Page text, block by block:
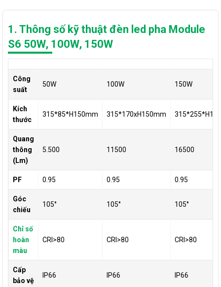
1. Thông số kỹ thuật đèn led pha Module
S6 50W, 100W, 150W
Công
suất
50W 100W 150W
Kích
thước
315*85*H150mm 315*170xH150mm
Quang
thông
(Lm)
5.500 11500 16500
PF 0.95 0.95 0.95
Góc
chiếu
105° 105° 105°
Chỉ số
hoàn
màu
CRI>80 CRI>80 CRI>80
Cấp
bảo vệ
IP66 IP66 IP66